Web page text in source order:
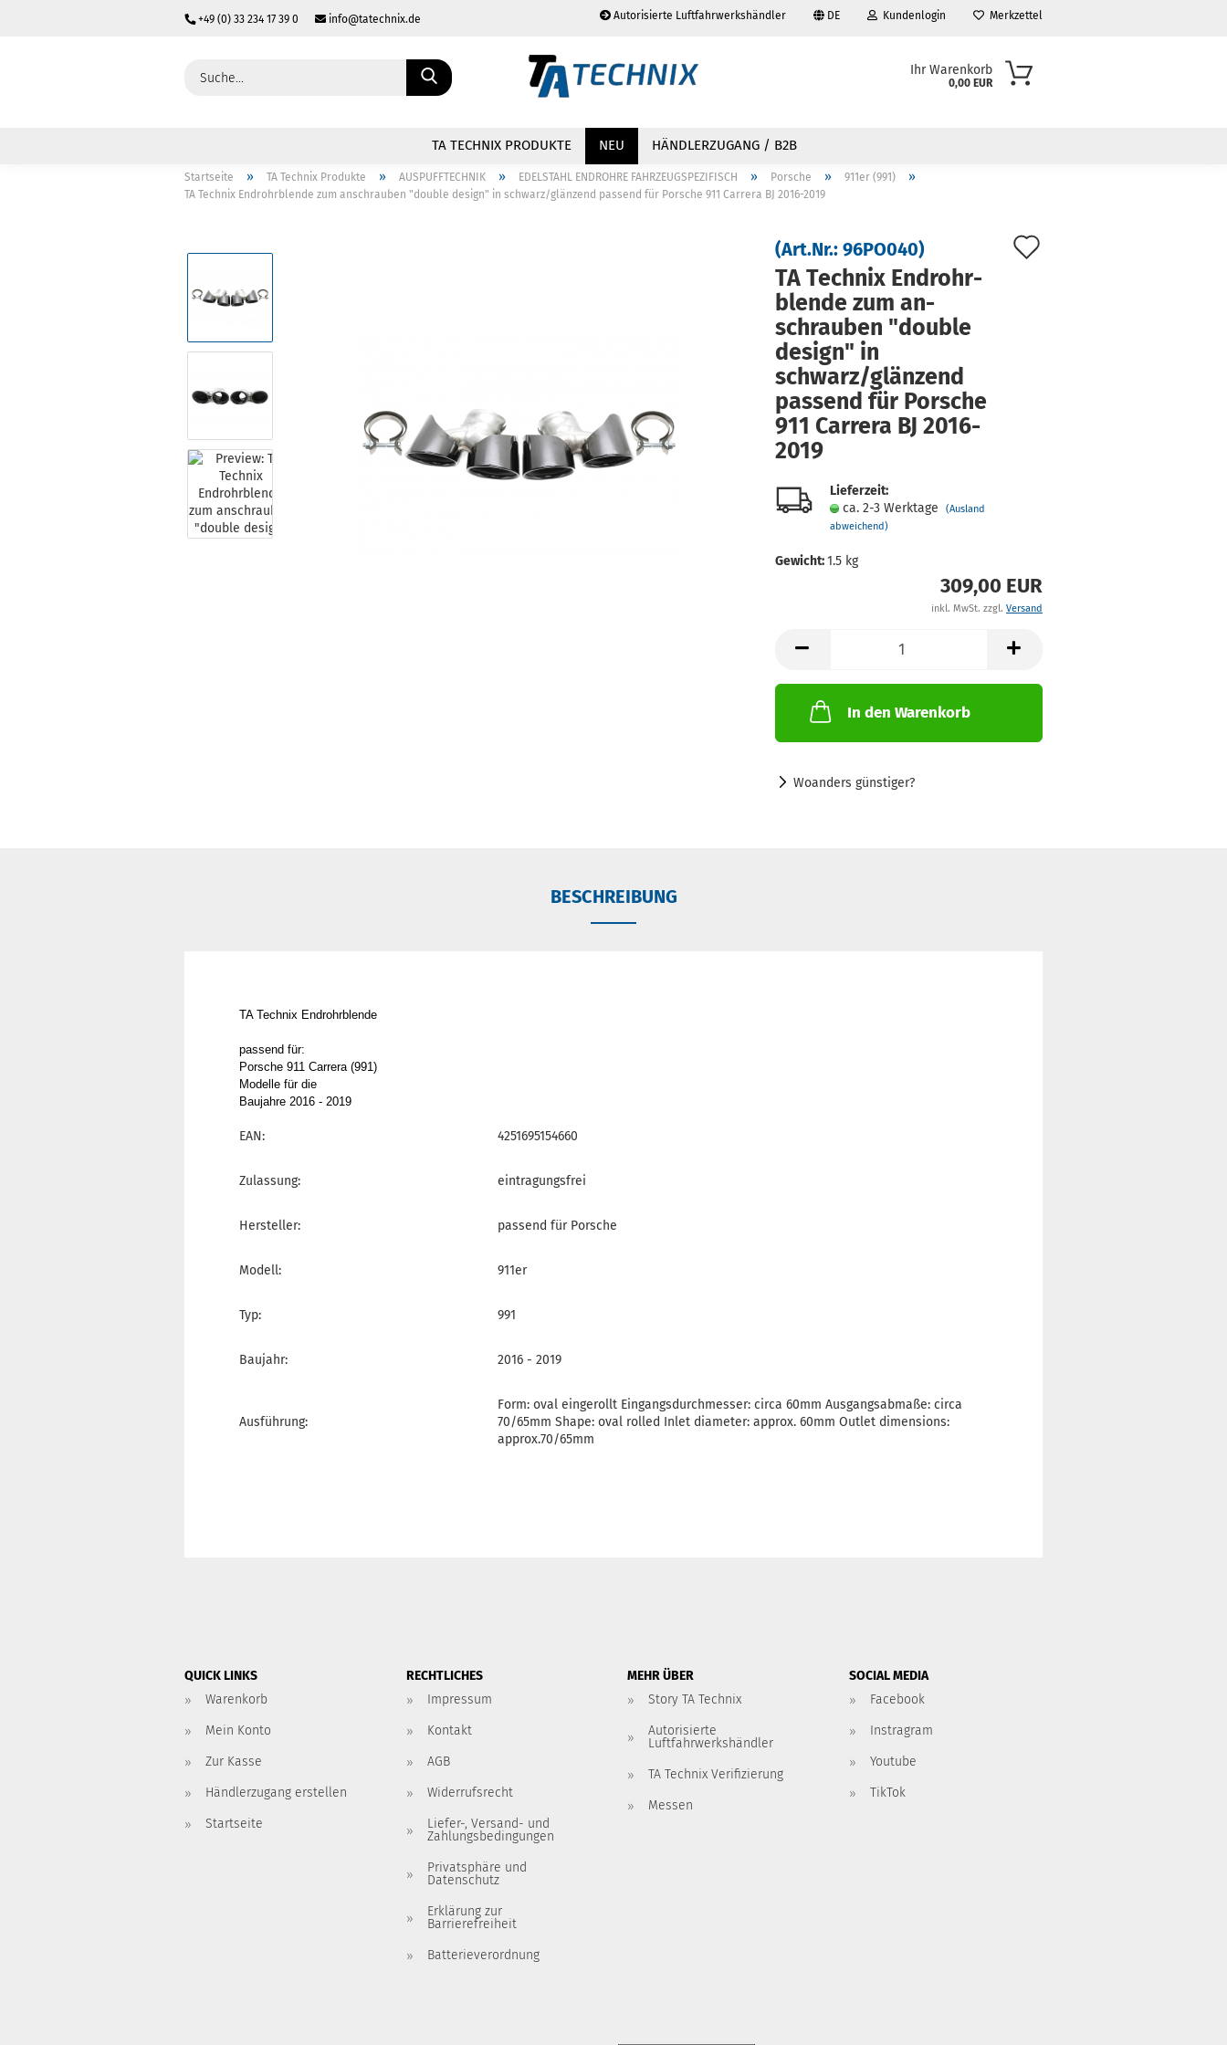
+49 (0) 33 234 17 39 0 info@tatechnix.de Autorisierte Luftfahrwerkshändler DE
Sprache auswählen
Kundenlogin
Passwort vergessen?
Merkzettel
Ihr Warenkorb
0,00 EUR
TA TECHNIX PRODUKTE NEU HÄNDLERZUGANG / B2B
Startseite » TA Technix Produkte » AUSPUFFTECHNIK » EDELSTAHL ENDROHRE FAHRZEUGSPEZIFISCH » Porsche » 911er (991) »
TA Technix Endrohrblende zum anschrauben "double design" in schwarz/glänzend passend für Porsche 911 Carrera BJ 2016-2019
(Art.Nr.: 96PO040)
TA Tech­nix End­rohr­
blen­de zum an­
schrau­ben "dou­ble
de­sign" in
schwarz/glän­zend
pas­send für Por­sche
911 Car­re­ra BJ 2016-​
2019
Lieferzeit:
ca. 2-3 Werktage
(Ausland
abweichend)
Gewicht:1.5kg
309,00 EUR
inkl. MwSt. zzgl. Versand
In den Warenkorb
Woanders günstiger?
BESCHREIBUNG
TA Technix Endrohrblende
passend für:
Porsche 911 Carrera (991)
Modelle für die
Baujahre 2016 - 2019
EAN: 4251695154660
Zulassung: eintragungsfrei
Hersteller: passend für Porsche
Modell: 911er
Typ: 991
Baujahr: 2016 - 2019
Ausführung:
Form: oval eingerollt Eingangsdurchmesser: circa 60mm Ausgangsabmaße: circa
70/65mm Shape: oval rolled Inlet diameter: approx. 60mm Outlet dimensions:
approx.70/65mm
QUICK LINKS
Warenkorb
Mein Konto
Zur Kasse
Händlerzugang erstellen
Startseite
RECHTLICHES
Impressum
Kontakt
AGB
Widerrufsrecht
Liefer-, Versand- und
Zahlungsbedingungen
Privatsphäre und
Datenschutz
Erklärung zur
Barrierefreiheit
Batterieverordnung
MEHR ÜBER
Story TA Technix
Autorisierte
Luftfahrwerkshändler
TA Technix Verifizierung
Messen
SOCIAL MEDIA
Facebook
Instragram
Youtube
TikTok